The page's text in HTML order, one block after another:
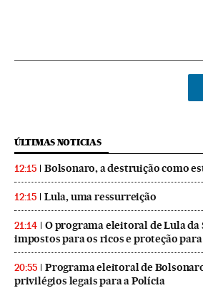
ÚLTIMAS NOTICIAS
12:15 Bolsonaro, a destruição como
12:15 Lula, uma ressurreição
21:14
O programa eleitoral de Lula da
impostos para os ricos e proteção
20:55
Programa eleitoral de
privilégios legais para a Polícia